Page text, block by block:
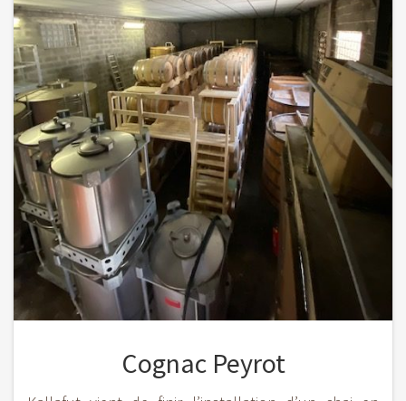
Cognac Peyrot